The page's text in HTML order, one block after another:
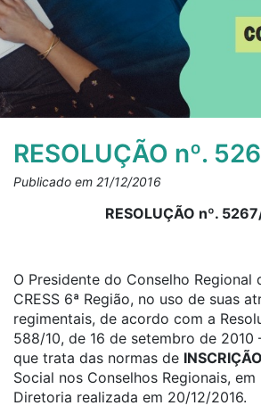
RESOLUÇÃO nº.
Publicado em 21/12/2016
RESOLUÇÃO nº.
O Presidente do Conselho Regional
CRESS 6ª Região, no uso de suas
regimentais, de acordo com a
588/10, de 16 de setembro de 2010
que trata das normas de INSCRIÇÃO
Social nos Conselhos Regionais, em
Diretoria realizada em 20/12/2016.